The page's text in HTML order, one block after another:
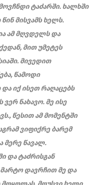
ტაძარში. ხალხში
მისვამს ხელს.
ამ მღვდელს და
მით უმეტეს
მივედით
წამოდი
იქ ისეთ რაღაცებს
ნახავო. მე ისე
წესით ამ მომენტში
ვიფიქრე ბარემ
მერე წავალ.
და ტაძრისგან
დავრჩით მე და